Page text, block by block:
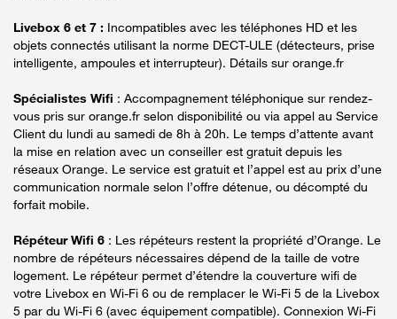
Livebox 6 et 7 : Incompatibles avec les téléphones HD et les
objets connectés utilisant la norme DECT-ULE (détecteurs, prise
intelligente, ampoules et interrupteur). Détails sur orange.fr
Spécialistes Wifi : Accompagnement téléphonique sur rendez-
vous pris sur orange.fr selon disponibilité ou via appel au Service
Client du lundi au samedi de 8h à 20h. Le temps d’attente avant
la mise en relation avec un conseiller est gratuit depuis les
réseaux Orange. Le service est gratuit et l’appel est au prix d’une
communication normale selon l’offre détenue, ou décompté du
forfait mobile.
Répéteur Wifi 6 : Les répéteurs restent la propriété d’Orange. Le
nombre de répéteurs nécessaires dépend de la taille de votre
logement. Le répéteur permet d’étendre la couverture wifi de
votre Livebox en Wi-Fi 6 ou de remplacer le Wi-Fi 5 de la Livebox
5 par du Wi-Fi 6 (avec équipement compatible). Connexion Wi-Fi